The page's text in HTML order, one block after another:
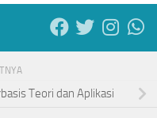
Teori dan Aplikasi